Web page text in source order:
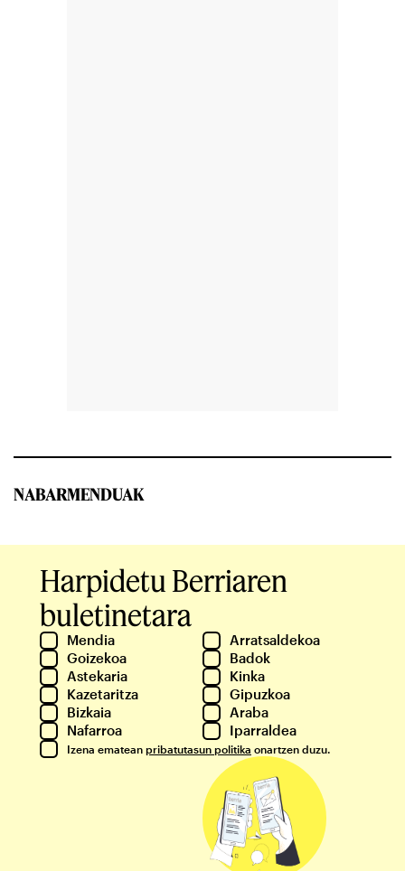
NABARMENDUAK
Harpidetu Berriaren
buletinetara
Mendia
Arratsaldekoa
Goizekoa
Badok
Astekaria
Kinka
Kazetaritza
Gipuzkoa
Bizkaia
Araba
Nafarroa
Iparraldea
Izena ematean pribatutasun politika onartzen duzu.